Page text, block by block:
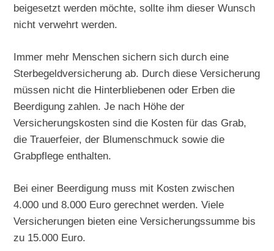
beigesetzt werden möchte, sollte ihm dieser Wunsch
nicht verwehrt werden.
Immer mehr Menschen sichern sich durch eine
Sterbegeldversicherung ab. Durch diese Versicherung
müssen nicht die Hinterbliebenen oder Erben die
Beerdigung zahlen. Je nach Höhe der
Versicherungskosten sind die Kosten für das Grab,
die Trauerfeier, der Blumenschmuck sowie die
Grabpflege enthalten.
Bei einer Beerdigung muss mit Kosten zwischen
4.000 und 8.000 Euro gerechnet werden. Viele
Versicherungen bieten eine Versicherungssumme bis
zu 15.000 Euro.